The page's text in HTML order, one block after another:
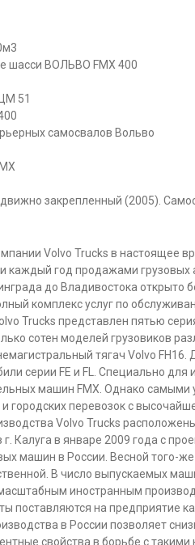
шасси ВОЛЬВО FMX 400
51
самосвалов Вольво
закрепленный (2005).
Volvo Trucks в настоящее
год продажами грузовых
до Владивостока открыто
комплекс услуг по
Trucks представлен пятью
сотен моделей грузовиков
тягач Volvo FH16.
серии FE и FL. Специально
машин FMX. Однако
городских перевозок с
Volvo Trucks
Калуга в январе 2009 года с
машин в России. Весной того-
В число выпускаемых
иностранным
поставляются на предприятие
в России позволяет
свойства в борьбе с такими